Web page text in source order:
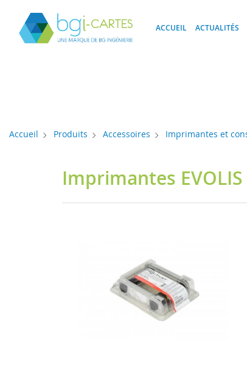
ACCUEIL ACTUALITÉS
Accueil Produits Accessoires Imprimantes et
Imprimantes EVOLIS